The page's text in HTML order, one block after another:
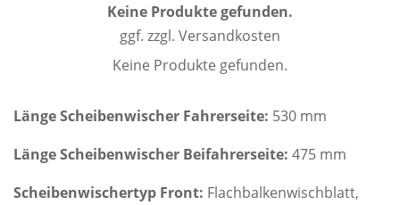
Keine Produkte gefunden.
ggf. zzgl. Versandkosten
Keine Produkte gefunden.
Länge Scheibenwischer Fahrerseite: 530 mm
Länge Scheibenwischer Beifahrerseite: 475 mm
Scheibenwischertyp Front: Flachbalkenwischblatt,